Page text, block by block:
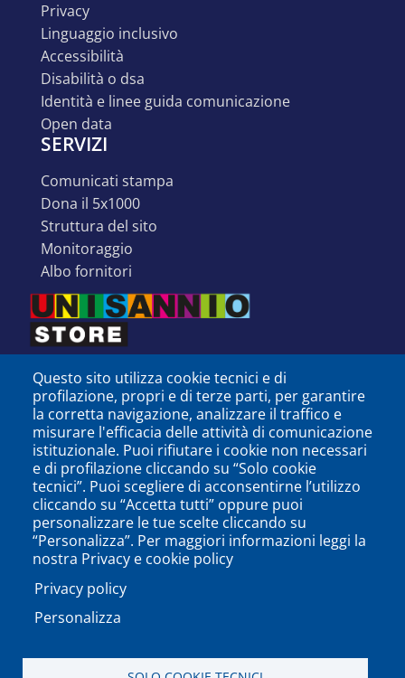
privacy
linguaggio inclusivo
accessibilità
disabilità o dsa
identità e linee guida comunicazione
open data
SERVIZI
comunicati stampa
dona il 5x1000
struttura del sito
monitoraggio
albo fornitori
SEGUICI SU
PODCAST
Questo sito utilizza cookie tecnici e di
profilazione, propri e di terze parti, per garantire
la corretta navigazione, analizzare il traffico e
misurare l'efficacia delle attività di comunicazione
istituzionale. Puoi rifiutare i cookie non necessari
e di profilazione cliccando su “Solo cookie
tecnici”. Puoi scegliere di acconsentirne l’utilizzo
cliccando su “Accetta tutti” oppure puoi
personalizzare le tue scelte cliccando su
“Personalizza”. Per maggiori informazioni leggi la
nostra Privacy e cookie policy
Privacy policy
Personalizza